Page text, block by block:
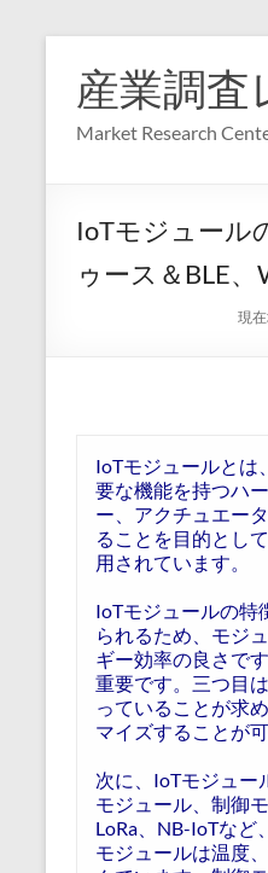
産業調査
Market Research
IoTモジュール
ゥース＆BLE
現
IoTモジュールとは
要な機能を持つハ
ー、アクチュエー
ることを目的とし
用されています。
IoTモジュールの特
られるため、モジ
ギー効率の良さで
重要です。三つ目
っていることが求
マイズすることが
次に、IoTモジュー
モジュール、制御
LoRa、NB-IoTな
モジュールは温度